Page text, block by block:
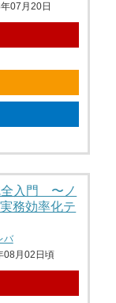
07月20日
全入門 〜ノ
務効率化テ
バ
08月02日頃